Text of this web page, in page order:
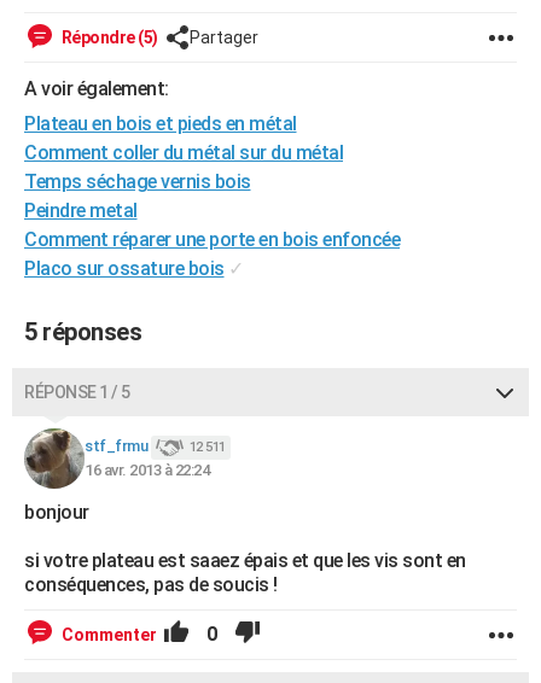
Alimentation
Guide de la santé
Maladies
Médicaments
Sommeil
Destinations
City break
Voyage nature
Voyage de noces
Forum
Climat
+
GUIDES D'ACHAT
BONS PLANS
CARTE DE VOEUX
Dictionnaire
Biographies
Citations
Expressions
Proverbes
PROGRAMME TV
COPAINS D'AVANT
S'inscrire
Se connecter
Lycées
Collèges
Primaires
Universités
Entreprises
Service militaire
Avis de recherche
AVIS DE DÉCÈS
Répondre (5) Partager
A voir également:
Plateau en bois et pieds en métal
Comment coller du métal sur du métal
Temps séchage vernis bois
Peindre metal
Comment réparer une porte en bois enfoncée
Placo sur ossature bois ✓
5 réponses
RÉPONSE 1 / 5
stf_frmu 12 511
16 avr. 2013 à 22:24
bonjour
si votre plateau est saaez épais et que les vis sont en
conséquences, pas de soucis !
Commenter 0